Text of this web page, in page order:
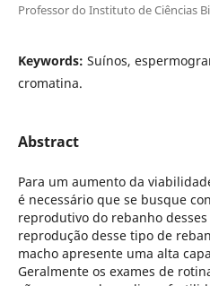
Professor do Instituto de Ciências
Keywords: Suínos,
cromatina.
Abstract
Para um aumento da
é necessário que se busque
reprodutivo do rebanho
reprodução desse tipo de
macho apresente uma alta
Geralmente os exames de